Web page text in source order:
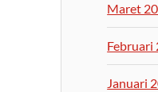
Maret
Februari
Januari